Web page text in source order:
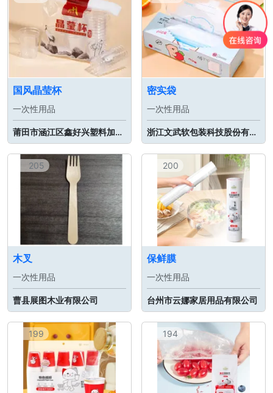
国风晶莹杯
一次性用品
莆田市涵江区鑫好兴塑料加工厂
密实袋
一次性用品
浙江文武软包装科技股份有限公司
205
木叉
一次性用品
曹县展图木业有限公司
200
保鲜膜
一次性用品
台州市云娜家居用品有限公司
199 194